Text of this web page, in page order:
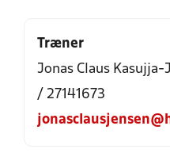
Træner
Jonas Claus Kasujja-
/ 27141673